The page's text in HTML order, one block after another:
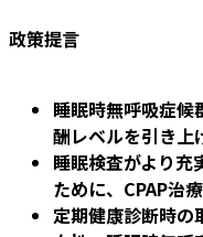
政策提言
睡眠時無呼吸症候
酬レベルを引き上
睡眠検査がより充
ために、CPAP治
定期健康診断時の